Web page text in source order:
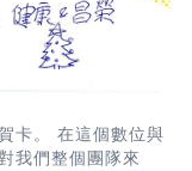
卡。 在這個數位與
我們整個團隊來